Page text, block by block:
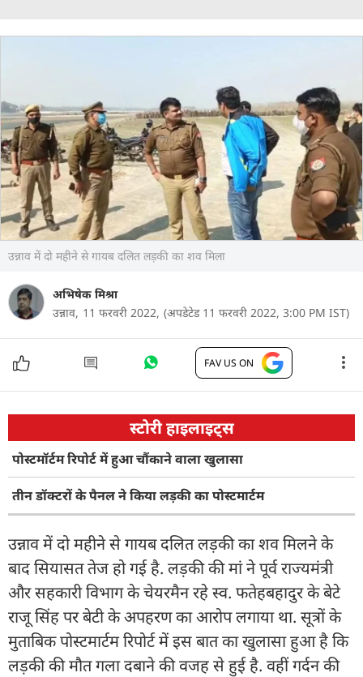
उन्नाव में दो महीने से गायब दलित लड़की का शव मिला
अभिषेक मिश्रा
उन्नाव, 11 फरवरी 2022, (अपडेटेड 11 फरवरी 2022, 3:00 PM IST)
FAV US ON
स्टोरी हाइलाइट्स
पोस्टमॉर्टम रिपोर्ट में हुआ चौंकाने वाला खुलासा
तीन डॉक्टरों के पैनल ने किया लड़की का पोस्टमार्टम
उन्नाव में दो महीने से गायब दलित लड़की का शव मिलने के
बाद सियासत तेज हो गई है. लड़की की मां ने पूर्व राज्यमंत्री
और सहकारी विभाग के चेयरमैन रहे स्व. फतेहबहादुर के बेटे
राजू सिंह पर बेटी के अपहरण का आरोप लगाया था. सूत्रों के
मुताबिक पोस्टमार्टम रिपोर्ट में इस बात का खुलासा हुआ है कि
लड़की की मौत गला दबाने की वजह से हुई है. वहीं गर्दन की